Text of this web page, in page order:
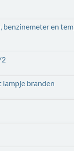
benzinemeter en
2
lampje branden